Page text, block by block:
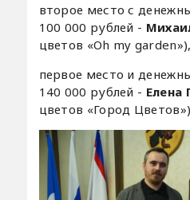
второе место с
100 000 рублей -
цветов «Oh my garden»),
первое место и
140 000 рублей - Елена
цветов «Город